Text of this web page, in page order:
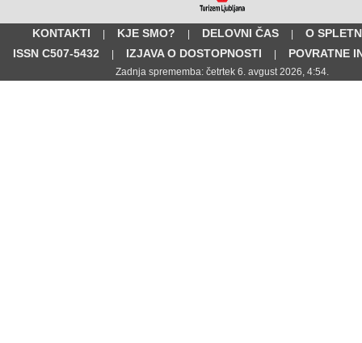
KONTAKTI | KJE SMO? | DELOVNI ČAS |
O
ISSN C507-5432
| IZJAVA O DOSTOPNOSTI | POVRATNE
Zadnja sprememba: četrtek 6. avgust 2026, 4:54.